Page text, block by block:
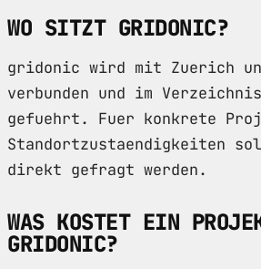
WO SITZT GRIDONIC?
gridonic wird mit Zuerich
verbunden und im
gefuehrt. Fuer konkrete
Standortzustaendigkeiten
direkt gefragt werden.
WAS KOSTET EIN
GRIDONIC?